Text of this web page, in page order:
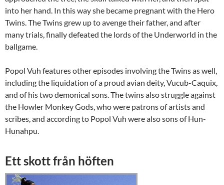
into her hand. In this way she became pregnant with the Hero
Twins. The Twins grew up to avenge their father, and after
many trials, finally defeated the lords of the Underworld in the
ballgame.
Popol Vuh features other episodes involving the Twins as well,
including the liquidation of a proud avian deity, Vucub-Caquix,
and of his two demonical sons. The twins also struggle against
the Howler Monkey Gods, who were patrons of artists and
scribes, and according to Popol Vuh were also sons of Hun-
Hunahpu.
Ett skott från höften